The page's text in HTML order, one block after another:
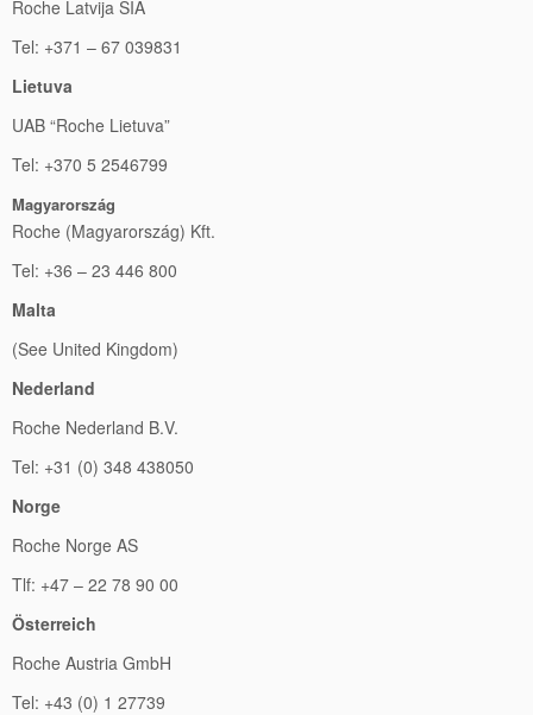
Roche Latvija SIA
Tel: +371 – 67 039831
Lietuva
UAB “Roche Lietuva”
Tel: +370 5 2546799
Magyarország
Roche (Magyarország) Kft.
Tel: +36 – 23 446 800
Malta
(See United Kingdom)
Nederland
Roche Nederland B.V.
Tel: +31 (0) 348 438050
Norge
Roche Norge AS
Tlf: +47 – 22 78 90 00
Österreich
Roche Austria GmbH
Tel: +43 (0) 1 27739